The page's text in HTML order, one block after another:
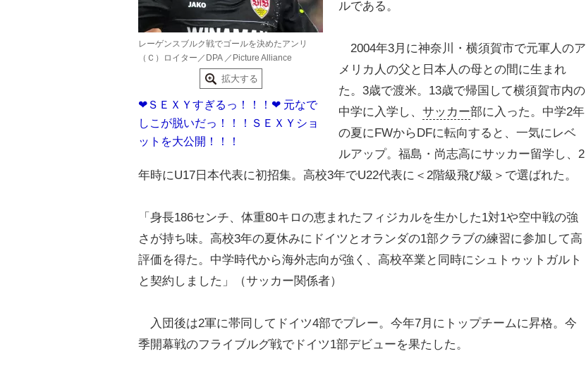
レーゲンスブルク戦でゴールを決めたアンリ
（Ｃ）ロイター／DPA ／Picture Alliance
拡大する
❤ＳＥＸＹすぎるっ！！！❤ 元なで
しこが脱いだっ！！！ＳＥＸＹショ
ットを大公開！！！
ルである。
2004年3月に神奈川・横須賀市で元軍人のア
メリカ人の父と日本人の母との間に生まれ
た。3歳で渡米。13歳で帰国して横須賀市内の
中学に入学し、 サッカー部に入った。中学2年
の夏にFWからDFに転向すると、一気にレベ
ルアップ。福島・尚志高にサッカー留学し、2
年時にU17日本代表に初招集。高校3年でU22代表に＜2階級飛び級＞で選ばれた。
「身長186センチ、体重80キロの恵まれたフィジカルを生かした1対1や空中戦の強
さが持ち味。高校3年の夏休みにドイツとオランダの1部クラブの練習に参加して高
評価を得た。中学時代から海外志向が強く、高校卒業と同時にシュトゥットガルト
と契約しました」（サッカー関係者）
入団後は2軍に帯同してドイツ4部でプレー。今年7月にトップチームに昇格。今
季開幕戦のフライブルグ戦でドイツ1部デビューを果たした。